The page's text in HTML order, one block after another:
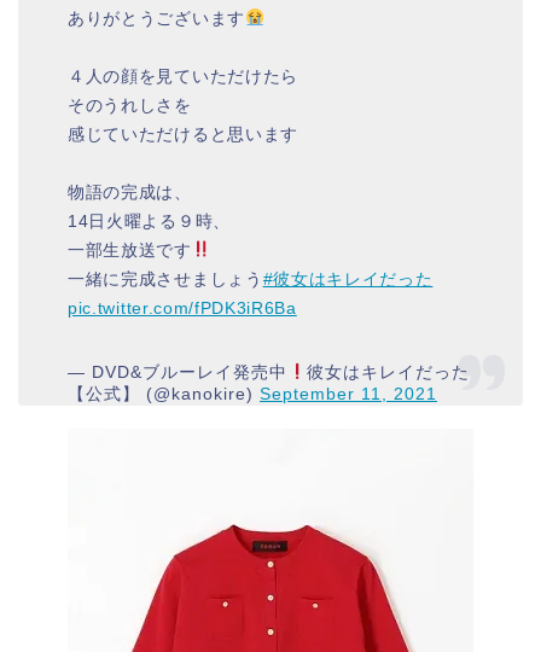
ありがとうございます
４人の顔を見ていただけたら
そのうれしさを
感じていただけると思います
物語の完成は、
14日火曜よる９時、
一部生放送です
一緒に完成させましょう #彼女はキレイだった
pic.twitter.com/fPDK3iR6Ba
— DVD&ブルーレイ発売中
彼女はキレイだった
【公式】 (@kanokire)September 11, 2021